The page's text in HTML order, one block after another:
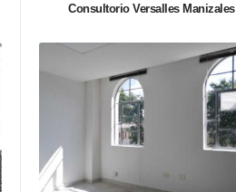
Consultorio Versalles Manizales